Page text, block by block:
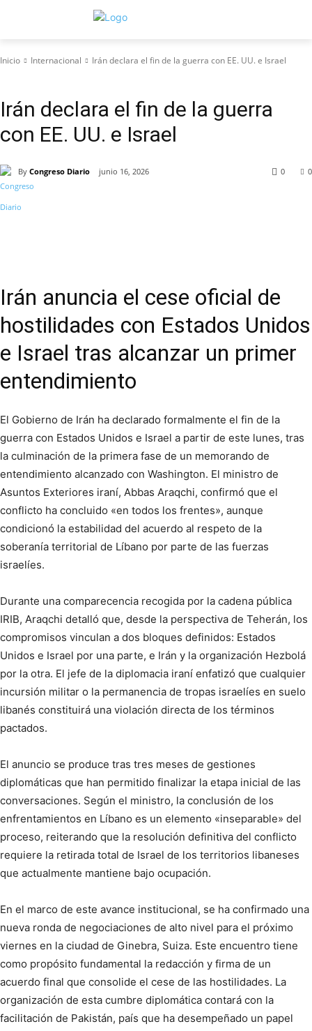
Inicio Internacional Irán declara el fin de la guerra con EE. UU. e Israel
Irán declara el fin de la guerra
con EE. UU. e Israel
By Congreso Diario junio 16, 2026 0
0
Irán anuncia el cese oficial de
hostilidades con Estados Unidos
e Israel tras alcanzar un primer
entendimiento
El Gobierno de Irán ha declarado formalmente el fin de la
guerra con Estados Unidos e Israel a partir de este lunes, tras
la culminación de la primera fase de un memorando de
entendimiento alcanzado con Washington. El ministro de
Asuntos Exteriores iraní, Abbas Araqchi, confirmó que el
conflicto ha concluido «en todos los frentes», aunque
condicionó la estabilidad del acuerdo al respeto de la
soberanía territorial de Líbano por parte de las fuerzas
israelíes.
Durante una comparecencia recogida por la cadena pública
IRIB, Araqchi detalló que, desde la perspectiva de Teherán, los
compromisos vinculan a dos bloques definidos: Estados
Unidos e Israel por una parte, e Irán y la organización Hezbolá
por la otra. El jefe de la diplomacia iraní enfatizó que cualquier
incursión militar o la permanencia de tropas israelíes en suelo
libanés constituirá una violación directa de los términos
pactados.
El anuncio se produce tras tres meses de gestiones
diplomáticas que han permitido finalizar la etapa inicial de las
conversaciones. Según el ministro, la conclusión de los
enfrentamientos en Líbano es un elemento «inseparable» del
proceso, reiterando que la resolución definitiva del conflicto
requiere la retirada total de Israel de los territorios libaneses
que actualmente mantiene bajo ocupación.
En el marco de este avance institucional, se ha confirmado una
nueva ronda de negociaciones de alto nivel para el próximo
viernes en la ciudad de Ginebra, Suiza. Este encuentro tiene
como propósito fundamental la redacción y firma de un
acuerdo final que consolide el cese de las hostilidades. La
organización de esta cumbre diplomática contará con la
facilitación de Pakistán, país que ha desempeñado un papel